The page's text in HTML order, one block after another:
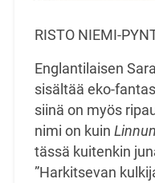
RISTO NIEMI-
Englantilaisen
sisältää eko-
siinä on myös
nimi on kuin
tässä kuitenkin
”Harkitsevan